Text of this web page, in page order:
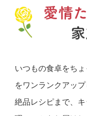
いつもの食卓をち
をワンランクアッ
絶品レシピまで、